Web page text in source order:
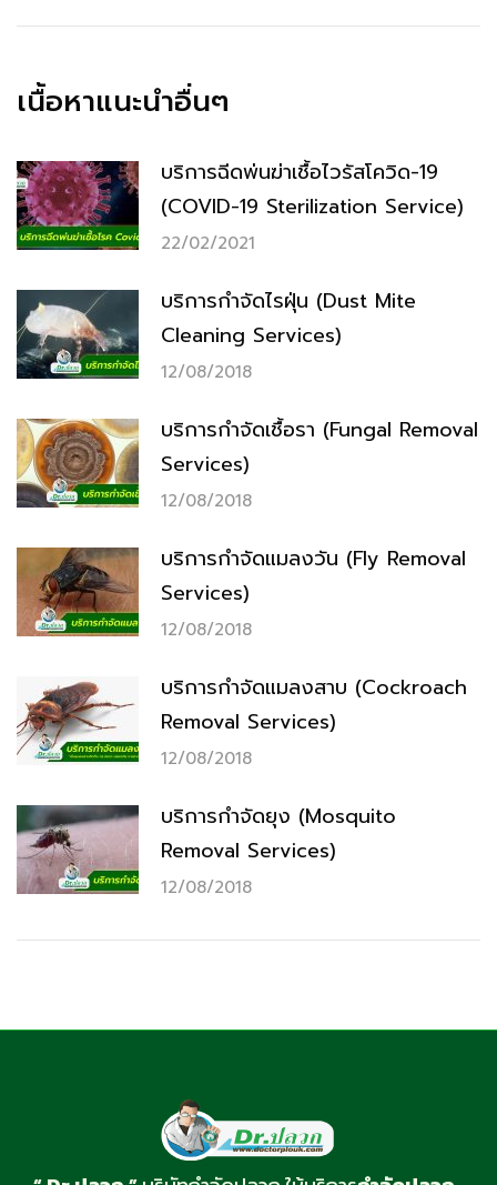
เนื้อหาแนะนำอื่นๆ
บริการฉีดพ่นฆ่าเชื้อไวรัสโควิด-19
(COVID-19 Sterilization Service)
22/02/2021
บริการกำจัดไรฝุ่น (Dust Mite
Cleaning Services)
12/08/2018
บริการกำจัดเชื้อรา (Fungal Removal
Services)
12/08/2018
บริการกำจัดแมลงวัน (Fly Removal
Services)
12/08/2018
บริการกำจัดแมลงสาบ (Cockroach
Removal Services)
12/08/2018
บริการกำจัดยุง (Mosquito
Removal Services)
12/08/2018